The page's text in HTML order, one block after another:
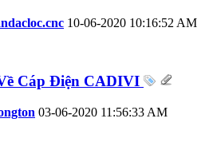
10-06-2020 10:16:52 AM
Cáp Điện CADIVI
03-06-2020 11:56:33 AM